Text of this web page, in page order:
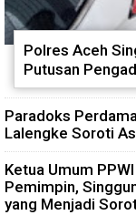
Polres Aceh
Putusan
Paradoks
Lalengke Soroti
Ketua Umum
Pemimpin,
yang Menjadi